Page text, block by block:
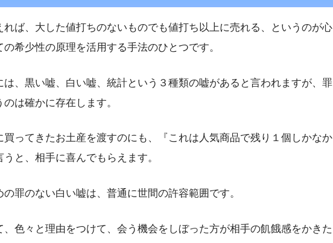
れば、大した値打ちのないものでも値打ち以上に売れる、というのが心
希少性の原理を活用する手法のひとつです。
は、黒い嘘、白い嘘、統計という３種類の嘘があると言われますが、罪
は確かに存在します。
買ってきたお土産を渡すのにも、『これは人気商品で残り１個しかなか
と、相手に喜んでもらえます。
罪のない白い嘘は、普通に世間の許容範囲です。
、色々と理由をつけて、会う機会をしぼった方が相手の飢餓感をかきた